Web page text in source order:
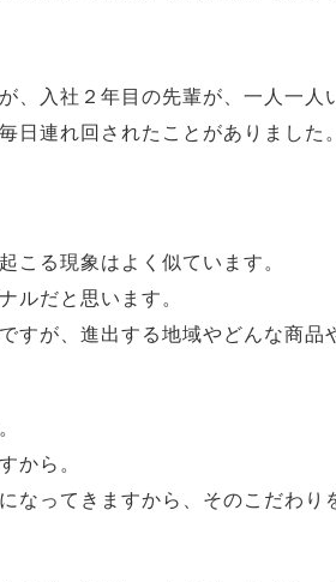
、入社２年目の先輩が、一人一人
日連れ回されたことがありました。
こる現象はよく似ています。
ルだと思います。
すが、進出する地域やどんな商品
から。
なってきますから、そのこだわり